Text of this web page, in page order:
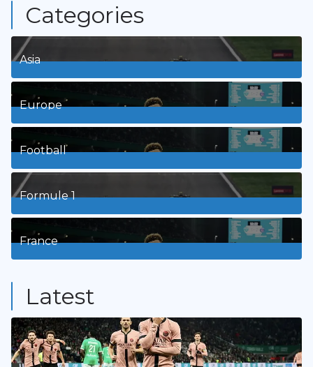
Categories
Asia
1Posts
Europe
3Posts
Football
8Posts
Formule 1
3Posts
France
Latest